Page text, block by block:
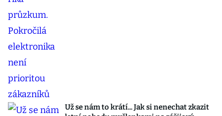
Už se nám to krátí... Jak si nenechat zkazit